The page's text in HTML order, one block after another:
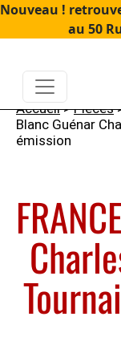
Nouveau !
au 50
Accueil>Pièces
Blanc Guénar
émission